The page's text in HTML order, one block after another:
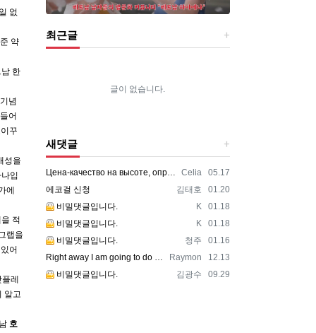
없
약
한
념
어
꾸
성을
입
에
적
랩을
어
레
알고
호
최근글
글이 없습니다.
새댓글
등록자
Celia 등록일
05.17
Цена-качество на высоте, оправдали ожидания https://vpncheburnet.top/
등록자
김태호 등록일
01.20
에코걸 신청
등록자
K 등록일
01.18
비밀댓글입니다.
등록자
K 등록일
01.18
비밀댓글입니다.
등록자
청주 등록일
01.16
비밀댓글입니다.
등록자
Raymon 등록일
12.13
Right away I am going to do my breakfast, once having my breakfast coming yet ag…
등록자
김광수 등록일
09.29
비밀댓글입니다.